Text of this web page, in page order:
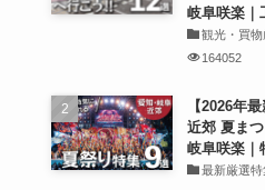
岐阜咲楽｜
観光・買
164052
【2026年
近郊 夏ま
岐阜咲楽｜
最新厳選特